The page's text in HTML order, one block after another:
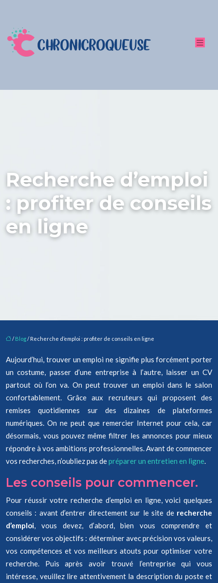
Recherche d’emploi
: profiter de conseils
en ligne
/ Blog/ Recherche d’emploi : profiter de conseils en ligne
Aujourd’hui, trouver un emploi ne signifie plus forcément porter
un costume, passer d’une entreprise à l’autre, laisser un CV
partout où l’on va. On peut trouver un emploi dans le salon
confortablement. Grâce aux recruteurs qui proposent des
remises quotidiennes sur des dizaines de plateformes
numériques. On ne peut que remercier Internet pour cela, car
désormais, vous pouvez même filtrer les annonces pour mieux
répondre à vos ambitions professionnelles. Avant de commencer
vos recherches, n’oubliez pas depréparer un entretien en ligne.
Les conseils pour commencer.
Pour réussir votre recherche d’emploi en ligne, voici quelques
conseils : avant d’entrer directement sur le site de recherche
d’emploi, vous devez, d’abord, bien vous comprendre et
considérer vos objectifs : déterminer avec précision vos valeurs,
vos compétences et vos meilleurs atouts pour optimiser votre
recherche. Puis après avoir trouvé l’entreprise qui vous
intéresse, veuillez lire attentivement la description du poste et